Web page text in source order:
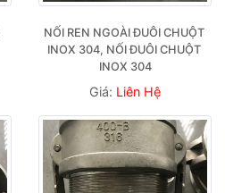
NỐI REN NGOÀI ĐUÔI CHUỘT
INOX 304, NỐI ĐUÔI CHUỘT
INOX 304
Giá: Liên Hệ